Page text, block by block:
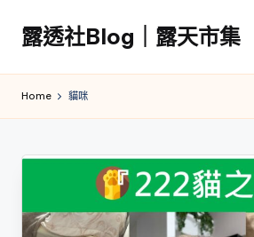
Skip
content
露透社Blog｜露天市集
社
露
集
Home 貓咪